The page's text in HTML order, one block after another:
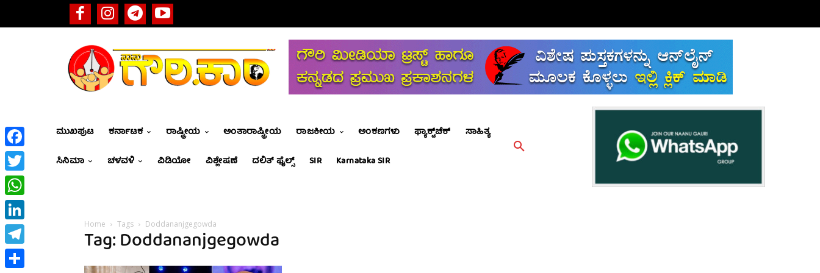
ಮುಖಪುಟ ಕರ್ನಾಟಕ ರಾಷ್ಟ್ರೀಯ ಅಂತಾರಾಷ್ಟ್ರೀಯ ರಾಜಕೀಯ ಅಂಕಣಗಳು ಫ್ಯಾಕ್ಟ್‌ಚೆಕ್
ಸಾಹಿತ್ಯ
ಸಿನಿಮಾ
ಚಳವಳಿ ವಿಡಿಯೋ ವಿಶ್ಲೇಷಣೆ ದಲಿತ್ ಫೈಲ್ಸ್ SIR Karnataka SIR
Home Tags Doddananjgegowda
Tag: Doddananjgegowda
Facebook
Twitter
WhatsApp
LinkedIn
Telegram